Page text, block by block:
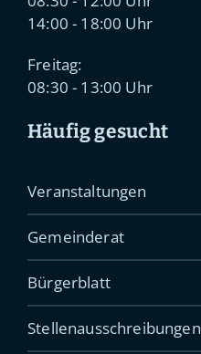
14:00 - 18:00 Uhr
Freitag:
08:30 - 13:00 Uhr
Häufig gesucht
Veranstaltungen
Gemeinderat
Bürgerblatt
Stellenausschreibungen